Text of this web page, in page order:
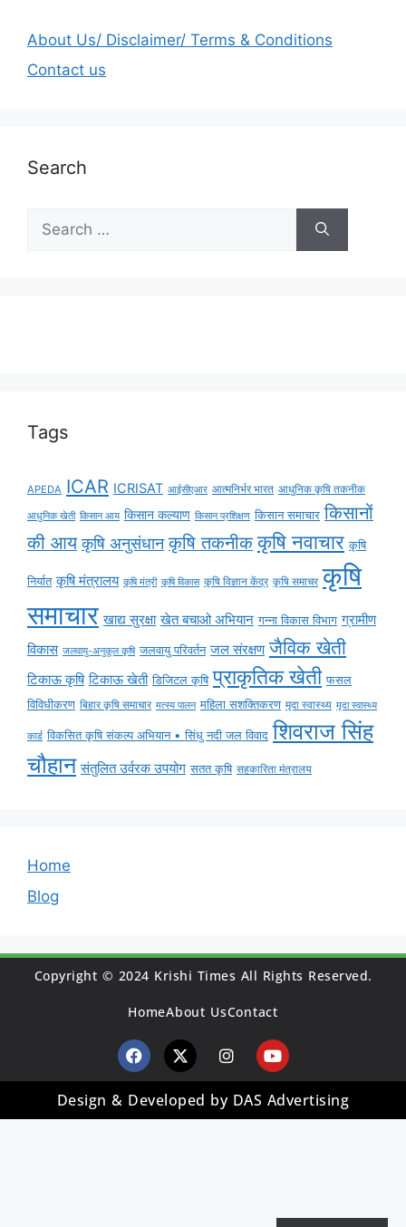
About Us/ Disclaimer/ Terms & Conditions
Contact us
Search
Tags
APEDA ICAR ICRISAT आईसीएआर आत्मनिर्भर भारत आधुनिक कृषि तकनीक
आधुनिक खेती किसान आय किसान कल्याण किसान प्रशिक्षण किसान समाचार किसानों
की आय कृषि अनुसंधान कृषि तकनीक कृषि नवाचार कृषि
निर्यात कृषि मंत्रालय कृषि मंत्री कृषि विकास कृषि विज्ञान केंद्र कृषि समाचर कृषि
समाचार खाद्य सुरक्षा खेत बचाओ अभियान गन्ना विकास विभाग ग्रामीण
विकास जलवायु-अनुकूल कृषि जलवायु परिवर्तन जल संरक्षण जैविक खेती
टिकाऊ कृषि टिकाऊ खेती डिजिटल कृषि प्राकृतिक खेती फसल
विविधीकरण बिहार कृषि समाचार मत्स्य पालन महिला सशक्तिकरण मृदा स्वास्थ्य मृदा स्वास्थ्य
कार्ड विकसित कृषि संकल्प अभियान • सिंधु नदी जल विवाद शिवराज सिंह
चौहान संतुलित उर्वरक उपयोग सतत कृषि सहकारिता मंत्रालय
Home
Blog
Copyright © 2024 Krishi Times All Rights Reserved.
HomeAbout UsContact
Design & Developed by DAS Advertising